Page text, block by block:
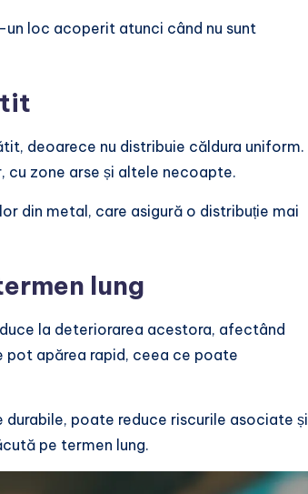
loc acoperit atunci când nu sunt
deoarece nu distribuie căldura uniform.
zone arse și altele necoapte.
din metal, care asigură o distribuție mai
lung
la deteriorarea acestora, afectând
pot apărea rapid, ceea ce poate
poate reduce riscurile asociate și
pe termen lung.